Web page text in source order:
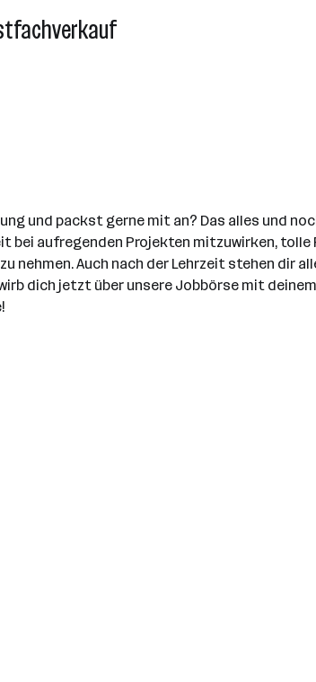
und packst gerne mit an? Das alles und
bei aufregenden Projekten mitzuwirken, tolle
Auch nach der Lehrzeit stehen dir
dich jetzt über unsere Jobbörse mit deinem